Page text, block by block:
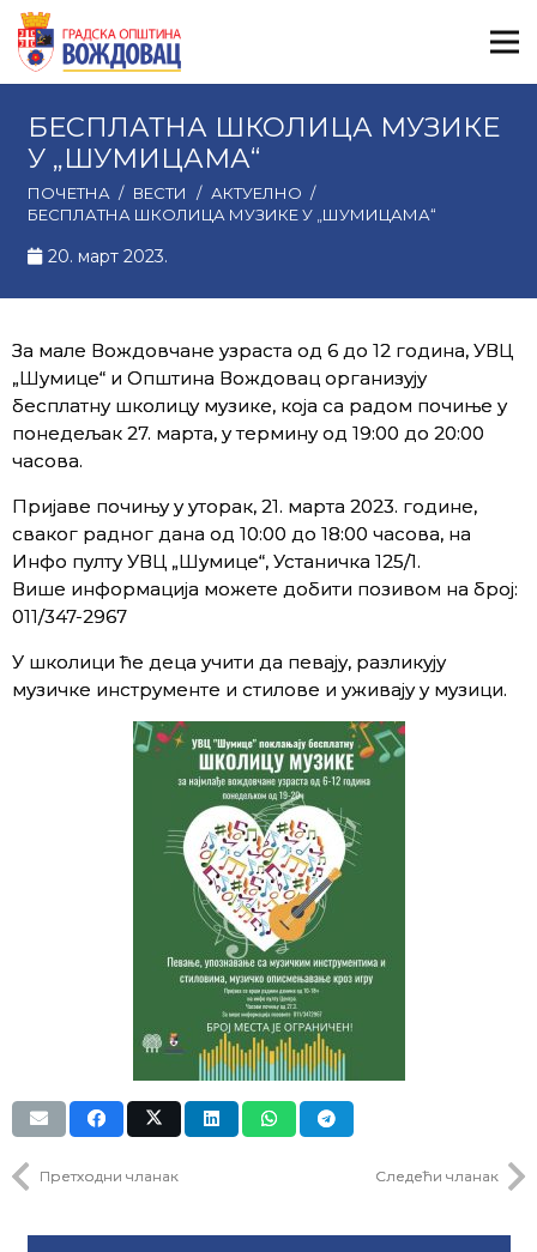
БЕСПЛАТНА ШКОЛИЦА МУЗИКЕ
У „ШУМИЦАМА“
ПОЧЕТНА / ВЕСТИ / АКТУЕЛНО /
БЕСПЛАТНА ШКОЛИЦА МУЗИКЕ У „ШУМИЦАМА“
20. март 2023.
За мале Вождовчане узраста од 6 до 12 година, УВЦ
„Шумице“ и Општина Вождовац организују
бесплатну школицу музике, која са радом почиње у
понедељак 27. марта, у термину од 19:00 до 20:00
часова.
Пријаве почињу у уторак, 21. марта 2023. године,
сваког радног дана од 10:00 до 18:00 часова, на
Инфо пулту УВЦ „Шумице“, Устаничка 125/1.
Више информација можете добити позивом на број:
011/347-2967
У школици ће деца учити да певају, разликују
музичке инструменте и стилове и уживају у музици.
Претходни чланак Следећи чланак